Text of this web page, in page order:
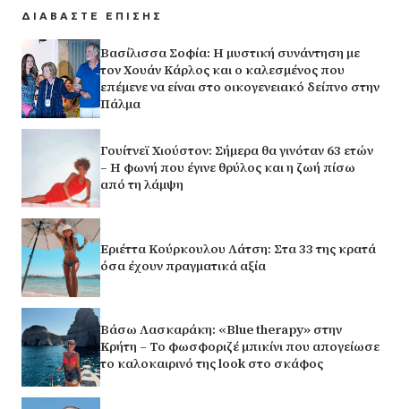
ΔΙΑΒΑΣΤΕ ΕΠΙΣΗΣ
Βασίλισσα Σοφία: H μυστική συνάντηση με
τον Χουάν Κάρλος και ο καλεσμένος που
επέμενε να είναι στο οικογενειακό δείπνο στην
Πάλμα
Γουίτνεϊ Χιούστον: Σήμερα θα γινόταν 63 ετών
– Η φωνή που έγινε θρύλος και η ζωή πίσω
από τη λάμψη
Εριέττα Κούρκουλου Λάτση: Στα 33 της κρατά
όσα έχουν πραγματικά αξία
Βάσω Λασκαράκη: «Blue therapy» στην
Κρήτη – Το φωσφοριζέ μπικίνι που απογείωσε
το καλοκαιρινό της look στο σκάφος